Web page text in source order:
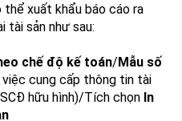
thể xuất khẩu báo cáo ra
tài sản như sau:
chế độ kế toán/Mẫu số
cung cấp thông tin tài
hữu hình)/Tích chọn In